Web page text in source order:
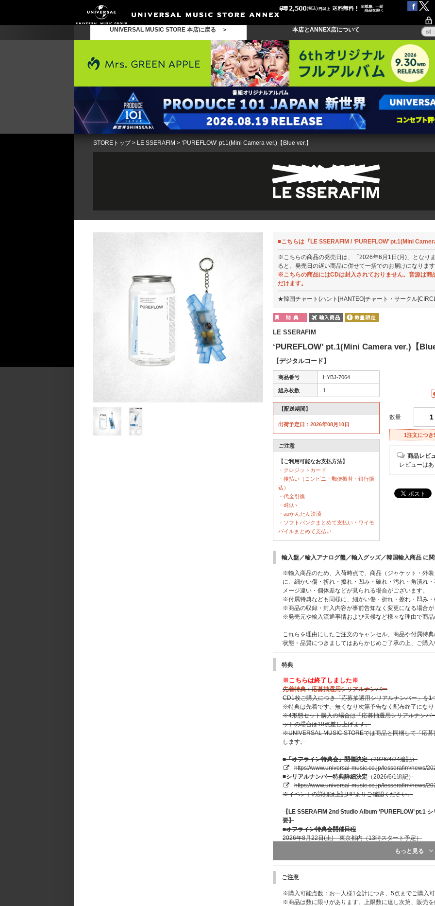
UNIVERSAL MUSIC STORE 本店に戻る ＞ 本店とANNEX店について
STOREトップ> LE SSERAFIM > ‘PUREFLOW’ pt.1(Mini Camera ver.)【Blue ver.】
■こちらは『LE SSERAFIM / ‘PUREFLOW’ pt.1(Mini
※こちらの商品の発売日は、「2026年6月1日(月)」となり
ると、発売日の遅い商品に併せて一括でのお届けになります
※こちらの商品にはCDは封入されておりません。音源は商
だけます。
★韓国チャート(ハント[HANTEO]チャート・サークル
LE SSERAFIM
‘PUREFLOW’ pt.1(Mini Camera ver.)【
【デジタルコード】
商品番号 HYBJ-7064
組み枚数 1
【配送期間】
出荷予定日：2026年08月10日
ご注意
【ご利用可能なお支払方法】
・クレジットカード
・後払い（コンビニ・郵便振替・銀行振
込）
・代金引換
・d払い
・auかんたん決済
・ソフトバンクまとめて支払い・ワイモ
バイルまとめて支払い
数量
1注文につき
商品レビ
レビューは
輸入盤／輸入アナログ盤／輸入グッズ／韓国輸入商品 に
※輸入商品のため、入荷時点で、商品（ジャケット・外
に、細かい傷・折れ・擦れ・凹み・破れ・汚れ・角潰れ
メージ違い・個体差などが見られる場合がございます。
※付属特典なども同様に、細かい傷・折れ・擦れ・凹み
※商品の収録・封入内容が事前告知なく変更になる場合が
※発売元や輸入流通事情および天候など様々な理由で商品
これらを理由にしたご注文のキャンセル、商品や付属特
状態・品質につきましてはあらかじめご了承の上、ご購
特典
※こちらは終了しました※
先着特典：応募抽選用シリアルナンバー
CD1枚ご購入につき「応募抽選用シリアルナンバー」を1
※特典は先着です。無くなり次第予告なく配布終了にな
※4形態セット購入の場合は「応募抽選用シリアルナンバ
ットの場合は10点差し上げます。
※UNIVERSAL MUSIC STOREでは商品と同梱して「応
します。
■「オフライン特典会」開催決定（2026/4/24追記）
https://www.universal-music.co.jp/lesserafim/news/
■シリアルナンバー特典詳細決定（2026/6/1追記）
https://www.universal-music.co.jp/lesserafim/news/
※イベントの詳細は上記HPよりご確認ください。
【LE SSERAFIM 2nd Studio Album ‘PUREFLOW’ pt.1
要】
■オフライン特典会開催日程
2026年8月22日(土) 東京都内（13時スタート予定）
※開催会場は当選者のみにお伝えする予定です。
※開催日程は変更される場合があります。
■オフライン特典会イベント内容
もっと見る
ご注意
※購入可能点数：お一人様1会計につき、5点までご購入可
※商品は数に限りがあります。上限数に達し次第、販売